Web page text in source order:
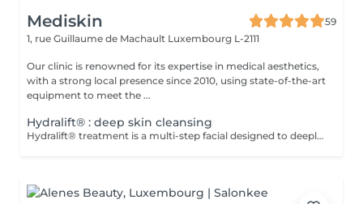
Mediskin
59
1, rue Guillaume de Machault Luxembourg L-2111
Our clinic is renowned for its expertise in medical aesthetics,
with a strong local presence since 2010, using state-of-the-art
equipment to meet the ...
Hydralift® : deep skin cleansing
Hydralift® treatment is a multi-step facial designed to deeply cleanse, exfoliate, and hydrate. It is a skin rejuvenation method using hydrating and lifting agents to improve the appearance and texture of the skin. Advantages: -Deep hydration and improved skin elasticity. -Reduction of wrinkles and fine lines. -Reduction of skin imperfections. -Dark circles. Adaptability: -Hydralift® treatment is suitable for all skin types and is very popular for its skin benefits. Complementary Care: -To optimize treatment results and minimize social downtime, a phototherapy session is included. This helps reduce inflammation, stimulate collagen production, and improve skin healing. Contraindications: -Not recommended for pregnant or breastfeeding women. During the first session, we will establish your goals together and determine the type of peeling most suitable for your skin. For any questions, feel free to contact us or book a free consultation appointment.